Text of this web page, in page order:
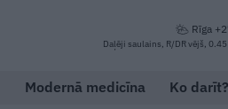
Rīga
Daļēji saulains, R/DR vējš,
Modernā medicīna Ko darīt?